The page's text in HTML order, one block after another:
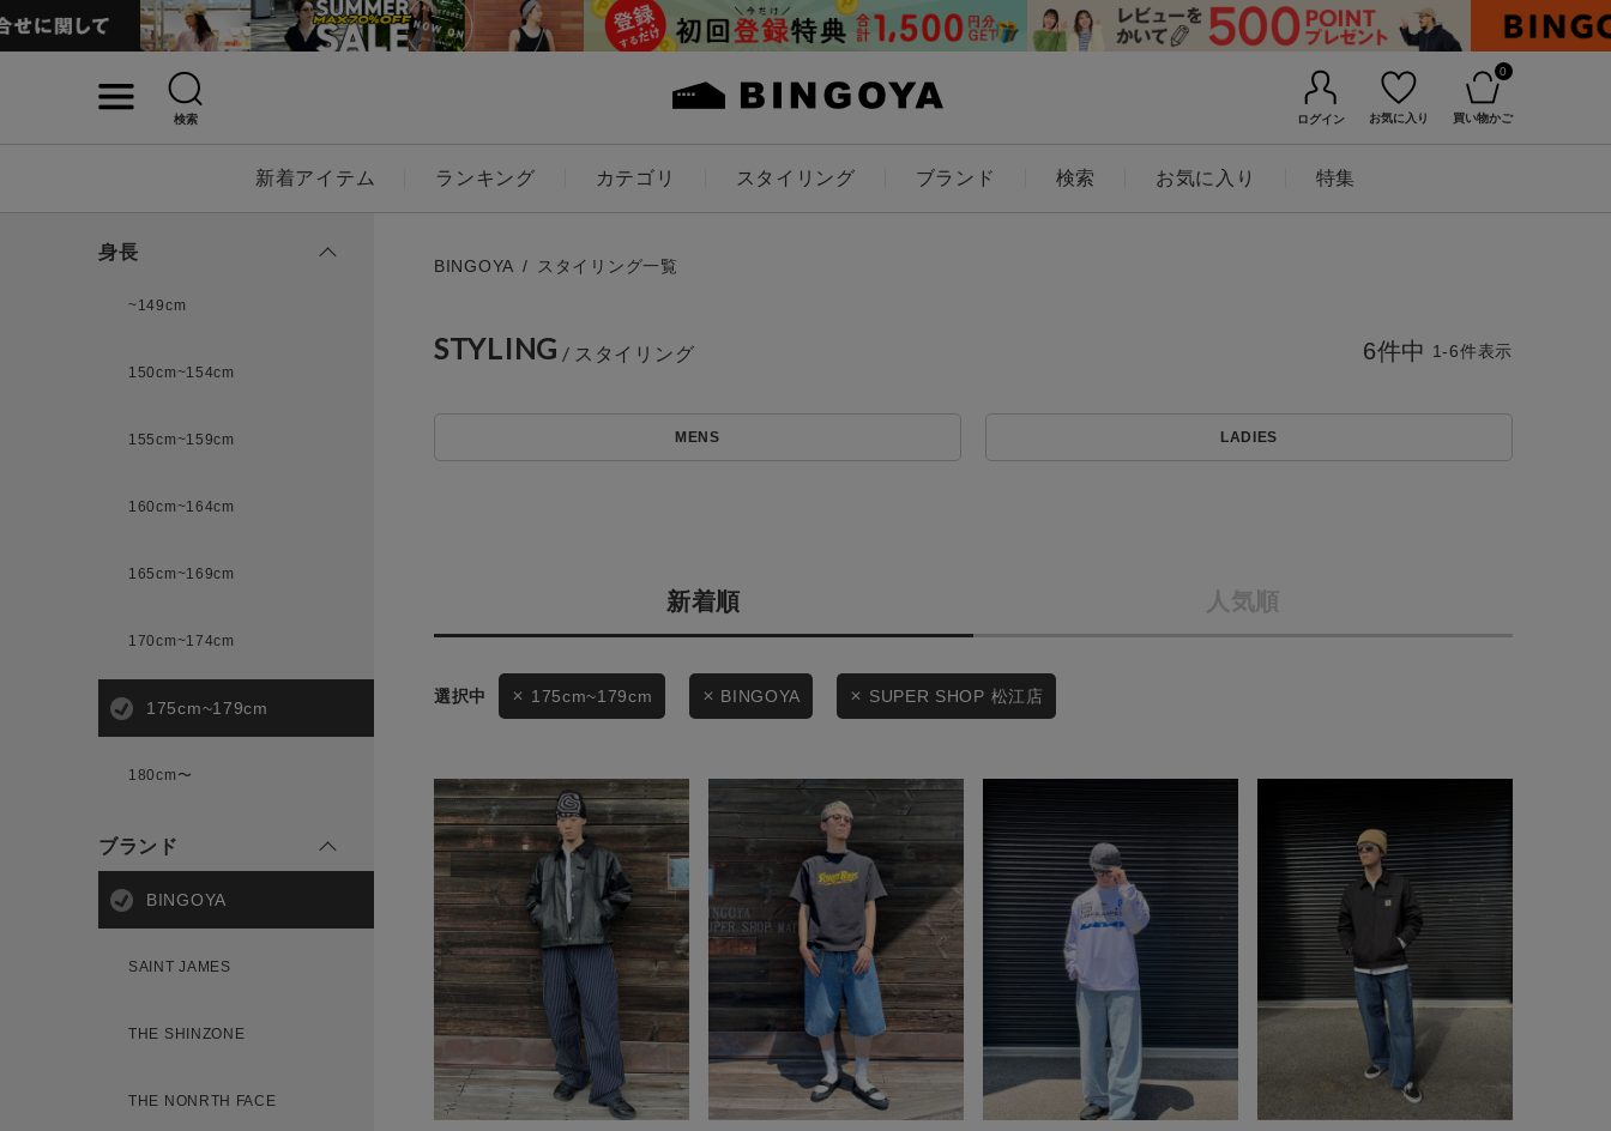
検索 ログイン お気に入り
0
買い物かご
新着アイテム ランキング カテゴリ スタイリング ブランド 検索 お気に入り 特集
ゲスト
ログイン / マイページ
スタイリングから探す
ブランドから探す
WEB限定アイテムを探す
採用情報
ギフトカード
お知らせ・ご利用ガイド
お知らせ
ご利用ガイド
ギフトラッピング
お問い合わせ
BINGOYA
無料公式アプリダウンロード
キーワード
LADIES KIDS
価格
セール価格
在庫
在庫あり 在庫なし含む
この条件で絞り込む
身長
~149cm
150cm~154cm
155cm~159cm
160cm~164cm
165cm~169cm
170cm~174cm
175cm~179cm
180cm〜
ブランド
BINGOYA
SAINT JAMES
THE SHINZONE
THE NONRTH FACE
BINGOYA スタイリング一覧
STYLING
MENS LADIES
新着順 人気順
6件中 1-6件表示
175cm~179cm BINGOYA SUPER SHOP 松江店